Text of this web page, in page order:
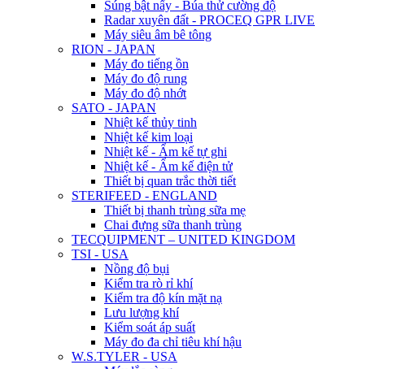
Súng bật nẩy - Búa thử cường độ
Radar xuyên đất - PROCEQ GPR LIVE
Máy siêu âm bê tông
RION - JAPAN
Máy đo tiếng ồn
Máy đo độ rung
Máy đo độ nhớt
SATO - JAPAN
Nhiệt kế thủy tinh
Nhiệt kế kim loại
Nhiệt kế - Ẩm kế tự ghi
Nhiệt kế - Ẩm kế điện tử
Thiết bị quan trắc thời tiết
STERIFEED - ENGLAND
Thiết bị thanh trùng sữa mẹ
Chai đựng sữa thanh trùng
TECQUIPMENT – UNITED KINGDOM
TSI - USA
Nồng độ bụi
Kiểm tra rò rỉ khí
Kiểm tra độ kín mặt nạ
Lưu lượng khí
Kiểm soát áp suất
Máy đo đa chỉ tiêu khí hậu
W.S.TYLER - USA